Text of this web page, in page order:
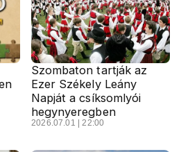
Szombaton tartják az
Ezer Székely Leány
Napját a csíksomlyói
hegynyeregben
2026.07.01 | 22:00